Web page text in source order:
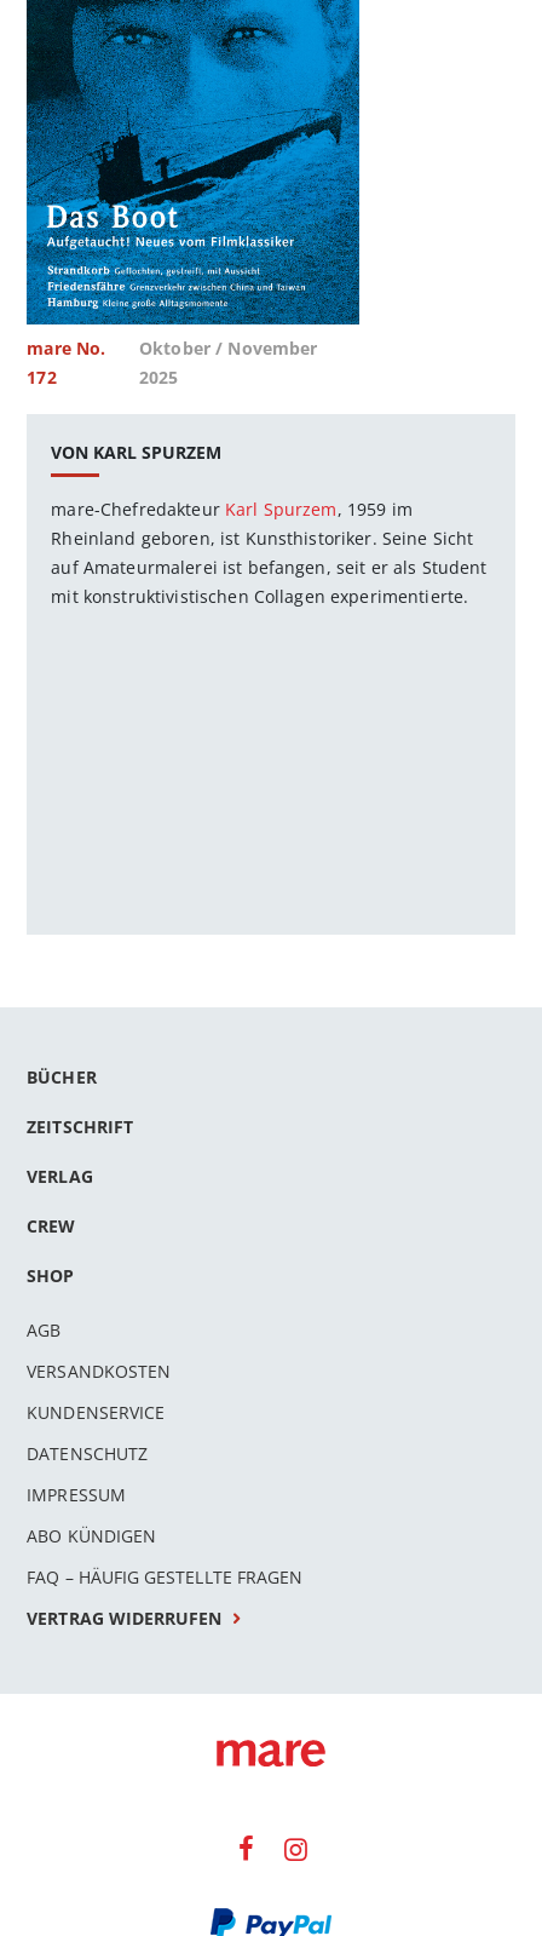
mare No.
172
Oktober / November
2025
VON KARL SPURZEM
mare-Chefredakteur Karl Spurzem, 1959 im
Rheinland geboren, ist Kunsthistoriker. Seine Sicht
auf Amateurmalerei ist befangen, seit er als Student
mit konstruktivistischen Collagen experimentierte.
BÜCHER
ZEITSCHRIFT
VERLAG
CREW
SHOP
AGB
VERSANDKOSTEN
KUNDENSERVICE
DATENSCHUTZ
IMPRESSUM
ABO KÜNDIGEN
FAQ – HÄUFIG GESTELLTE FRAGEN
VERTRAG WIDERRUFEN